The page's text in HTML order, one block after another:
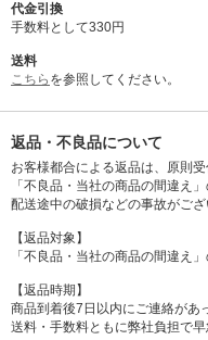
代金引換
手数料として330円
送料
こちら を参照してください。
返品・不良品について
お客様都合による返品は、原則受
「不良品・当社の商品の間違え
配送途中の破損などの事故がご
【返品対象】
「不良品・当社の商品の間違え
【返品時期】
商品到着後7日以内にご連絡があ
送料・手数料ともに弊社負担で早